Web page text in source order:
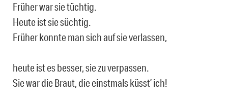
Früher war sie tüchtig.
Heute ist sie süchtig.
Früher konnte man sich auf sie verlassen,
heute ist es besser, sie zu verpassen.
Sie war die Braut, die einstmals küsst’ ich!